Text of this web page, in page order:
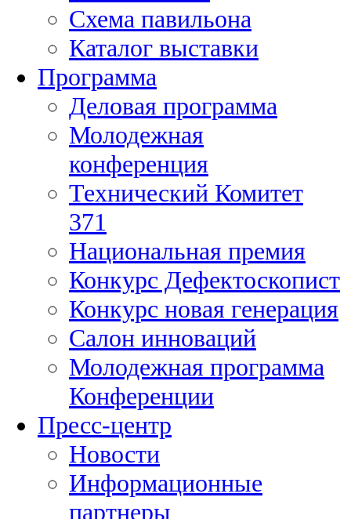
Схема павильона
Каталог выставки
Программа
Деловая программа
Молодежная
конференция
Технический Комитет
371
Национальная премия
Конкурс Дефектоскопист
Конкурс новая генерация
Салон инноваций
Молодежная программа
Конференции
Пресс-центр
Новости
Информационные
партнеры